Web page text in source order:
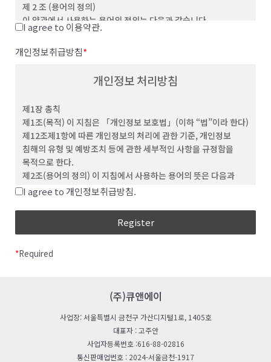
제 2 조 (용어의 정의)
이 약관에서 사용하는 용어의 정의는 다음과 같습니다.
(1) "서비스”라 함은 이용자가 이용할 수 있는 웹사이트 관련 제반
서비스를 의미합니다
(2) “이용자”라 함은 회사의 웹사이트에 접속하여 본 약관에 따라
회사가 제공하는 콘텐츠 및 제반 서비스를 이용하는 회원 및
단체를 말합니다.
(4) “비회원”이라 함은 회원에 가입하지 않고 회사가
웹사이트에서 제공하는 서비스를 이용하는 자를 말합니다.
(5) “아이디(ID)”라 함은 회원의 식별과 서비스 이용을 위하여
회원이 정하고 회사가 승인하는 문자와 숫자의 조합을
의미합니다.
(6) ‘비밀번호’라 함은 회원이 부여 받은 ID와 일치된 회원임을
(7) ‘해지’라 함은 회사 또는 회원이 이용계약을 해약하는 것을
(2) 회사는 합리적인 사유가 발생할 경우 관련 법령에 위배되지
않는 범위 안에서 약관을 변경할 수 있으며, 변경된 약관은 본 조
제1항과 같이 회원에게 공지함으로써 효력을 발생합니다.
제 4 조 (약관 외 준칙)
I agree to 이용약관.
개인정보취급방침*
개인정보 처리방침
제1장 총칙
제1조(목적) 이 지침은 「개인정보 보호법」(이하 “법”이라 한다)
제12조제1항에 따른 개인정보의 처리에 관한 기준, 개인정보
침해의 유형 및 예방조치 등에 관한 세부적인 사항을 규정함을
목적으로 한다.
제2조(용어의 정의) 이 지침에서 사용하는 용어의 뜻은 다음과
같다.
이용, 제공, 공개, 파기(破棄), 그 밖에 이와 유사한
“개인정보처리자”란 업무를 목적으로 법
모든 공공기관, 법인ㆍ단체, 개인 등을 말한다.
보호법 시행령」(이하 “영“이라 한다) 제2조에 따른
“친목단체”란 학교, 지역, 기업, 인터넷 커뮤니티 등을
I agree to 개인정보취급방침.
*Required
(주)큐앤에이
사업장: 서울특별시 금천구 가산디지털1로, 1405호
대표자 : 고주안
사업자등록번호 :616-88-02816
통신판매업번호 : 2024-서울금천-1917